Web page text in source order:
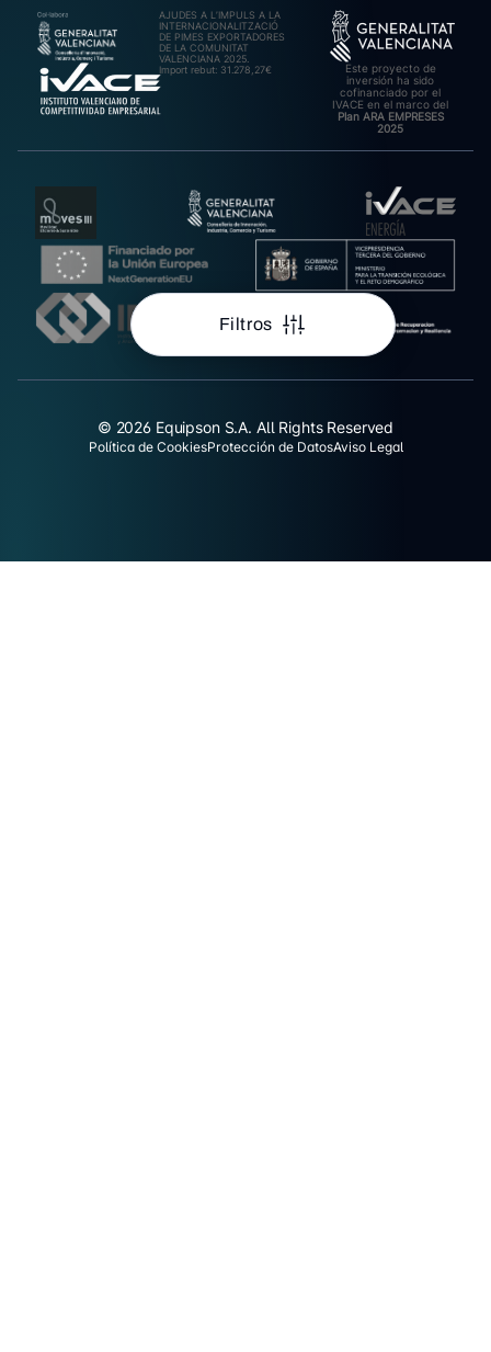
Filtros
AJUDES A L’IMPULS A LA
INTERNACIONALITZACIÓ
DE PIMES EXPORTADORES
DE LA COMUNITAT
VALENCIANA 2025.
Import rebut: 31.278,27€
Este proyecto de
inversión ha sido
cofinanciado por el
IVACE en el marco del
Plan ARA EMPRESES
2025
© 2026 Equipson S.A. All Rights Reserved
Política de CookiesProtección de DatosAviso Legal